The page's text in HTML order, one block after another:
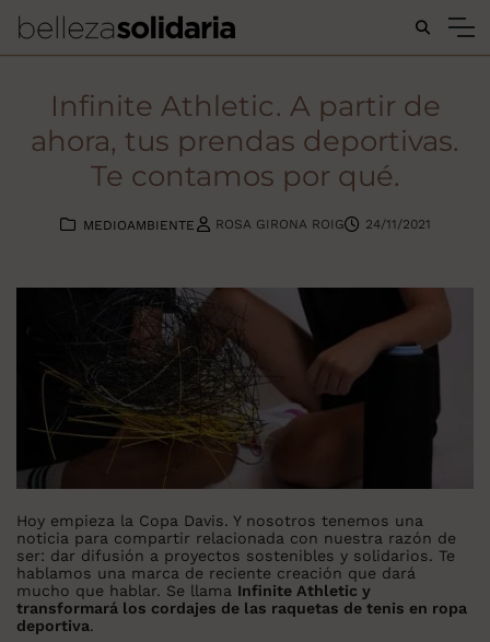
Buscar...
Infinite Athletic. A partir de
ahora, tus prendas deportivas.
Te contamos por qué.
MEDIOAMBIENTE ROSA GIRONA ROIG 24/11/2021
Hoy empieza la Copa Davis. Y nosotros tenemos una
noticia para compartir relacionada con nuestra razón de
ser: dar difusión a proyectos sostenibles y solidarios. Te
hablamos una marca de reciente creación que dará
mucho que hablar. Se llama Infinite Athletic y
transformará los cordajes de las raquetas de tenis en ropa
deportiva.